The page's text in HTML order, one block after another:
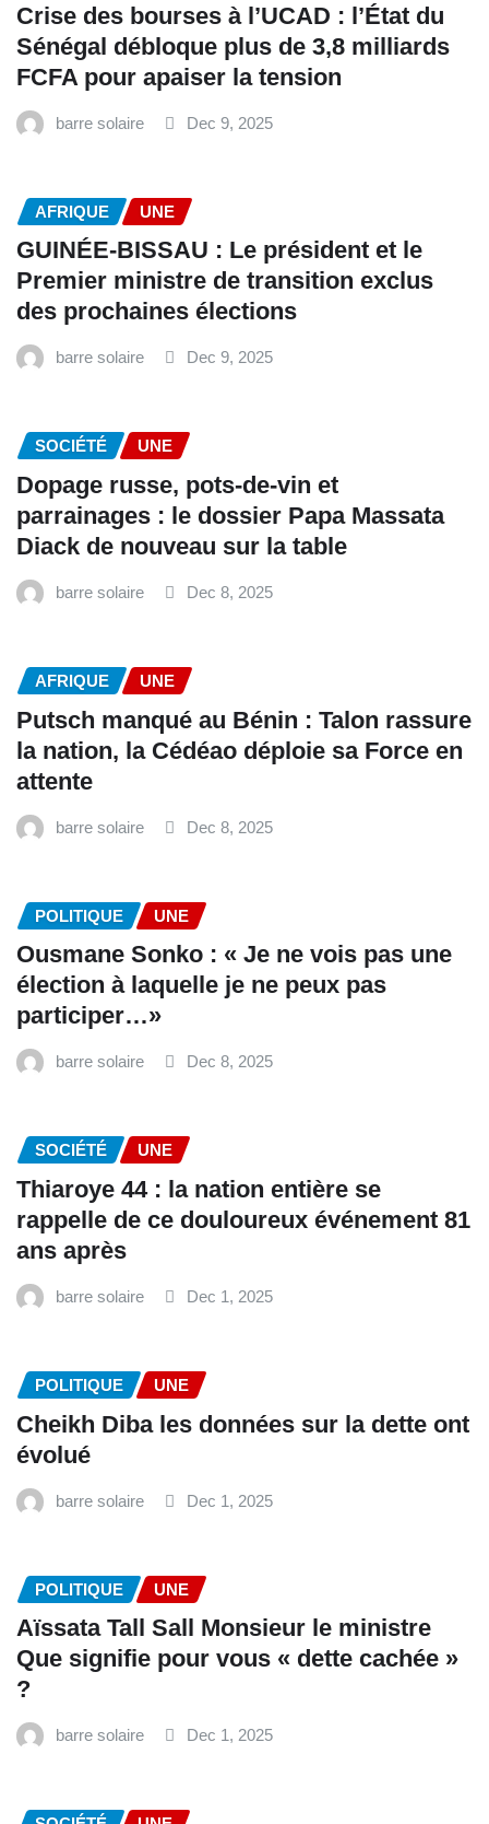
Crise des bourses à l’UCAD : l’État du
Sénégal débloque plus de 3,8 milliards
FCFA pour apaiser la tension
barre solaire Dec 9, 2025
AFRIQUE UNE
GUINÉE-BISSAU : Le président et le
Premier ministre de transition exclus
des prochaines élections
barre solaire Dec 9, 2025
SOCIÉTÉ UNE
Dopage russe, pots-de-vin et
parrainages : le dossier Papa Massata
Diack de nouveau sur la table
barre solaire Dec 8, 2025
AFRIQUE UNE
Putsch manqué au Bénin : Talon rassure
la nation, la Cédéao déploie sa Force en
attente
barre solaire Dec 8, 2025
POLITIQUE UNE
Ousmane Sonko : « Je ne vois pas une
élection à laquelle je ne peux pas
participer…»
barre solaire Dec 8, 2025
SOCIÉTÉ UNE
Thiaroye 44 : la nation entière se
rappelle de ce douloureux événement 81
ans après
barre solaire Dec 1, 2025
POLITIQUE UNE
Cheikh Diba les données sur la dette ont
évolué
barre solaire Dec 1, 2025
POLITIQUE UNE
Aïssata Tall Sall Monsieur le ministre
Que signifie pour vous « dette cachée »
?
barre solaire Dec 1, 2025